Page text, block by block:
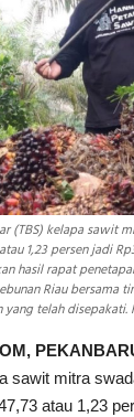
(TBS) kelapa sawit
1,23 persen jadi
hasil rapat
Riau bersama
yang telah
sawit mitra
atau 1,23